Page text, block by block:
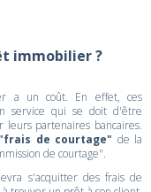
immobilier ?
a un coût. En effet, ces
service qui se doit d'être
partenaires bancaires.
de courtage" de la
de courtage".
s'acquitter des frais de